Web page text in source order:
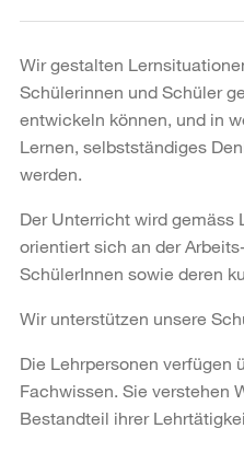
Wir gestalten
Schülerinnen und Schüler
entwickeln können, und in
Lernen, selbstständiges
werden.
Der Unterricht wird gemäss
orientiert sich an der
SchülerInnen sowie deren
Wir unterstützen unsere
Die Lehrpersonen verfügen
Fachwissen. Sie verstehen
Bestandteil ihrer